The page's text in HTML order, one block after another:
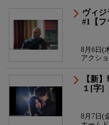
ヴィ
#1【フ
8月6日(
アクシ
【新
１[字]
8月7日(